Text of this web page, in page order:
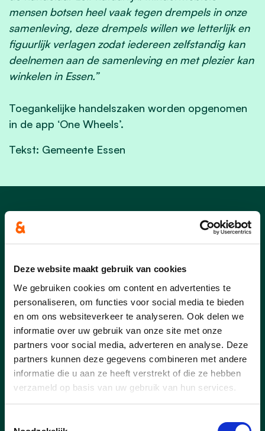
Deze website maakt gebruik van cookies
We gebruiken cookies om content en advertenties te
personaliseren, om functies voor social media te bieden
en om ons websiteverkeer te analyseren. Ook delen we
informatie over uw gebruik van onze site met onze
partners voor social media, adverteren en analyse. Deze
partners kunnen deze gegevens combineren met andere
informatie die u aan ze heeft verstrekt of die ze hebben
verzameld op basis van uw gebruik van hun services.
mensen botsen heel vaak tegen drempels in onze
samenleving, deze drempels willen we letterlijk en
figuurlijk verlagen zodat iedereen zelfstandig kan
deelnemen aan de samenleving en met plezier kan
winkelen in Essen.”
Toegankelijke handelszaken worden opgenomen
in de app ‘One Wheels’.
Tekst: Gemeente Essen
Nieuws uit Essen